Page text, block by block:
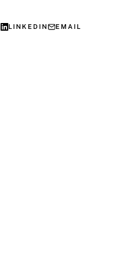
LINKEDIN EMAIL